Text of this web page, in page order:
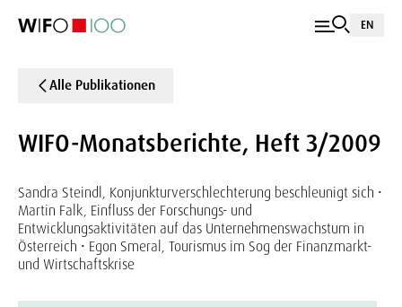
EN
Alle Publikationen
WIFO-Monatsberichte, Heft 3/2009
Sandra Steindl, Konjunkturverschlechterung beschleunigt sich •
Martin Falk, Einfluss der Forschungs- und
Entwicklungsaktivitäten auf das Unternehmenswachstum in
Österreich • Egon Smeral, Tourismus im Sog der Finanzmarkt-
und Wirtschaftskrise